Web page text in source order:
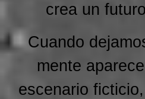
crea un
Cuando
mente
escenario